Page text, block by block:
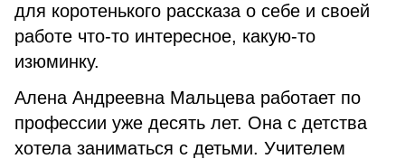
для коротенького рассказа о себе и своей
работе что-то интересное, какую-то
изюминку.
Алена Андреевна Мальцева работает по
профессии уже десять лет. Она с детства
хотела заниматься с детьми. Учителем